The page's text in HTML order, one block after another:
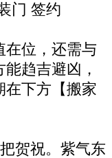
门 签约
在位，还需与
趋吉避凶，
在下方【搬家
贺祝。紫气东